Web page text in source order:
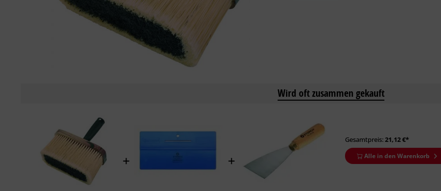
Wird oft zusammen gekauft
Gesamtpreis:21,12€*
Alle in den Warenkorb